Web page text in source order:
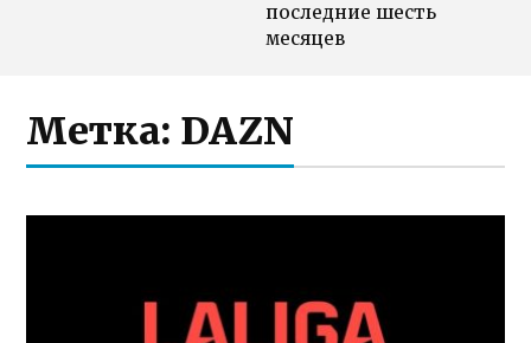
последние шесть
месяцев
Метка: DAZN